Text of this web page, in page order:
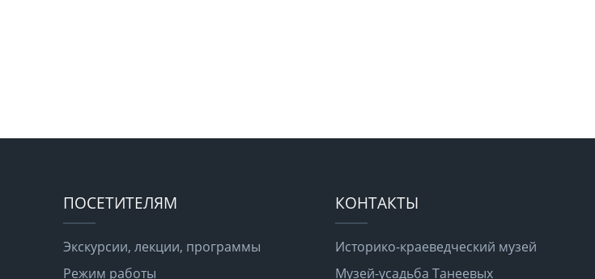
ПОСЕТИТЕЛЯМ
Экскурсии, лекции, программы
Режим работы
КОНТАКТЫ
Историко-краеведческий музей
Музей-усадьба Танеевых